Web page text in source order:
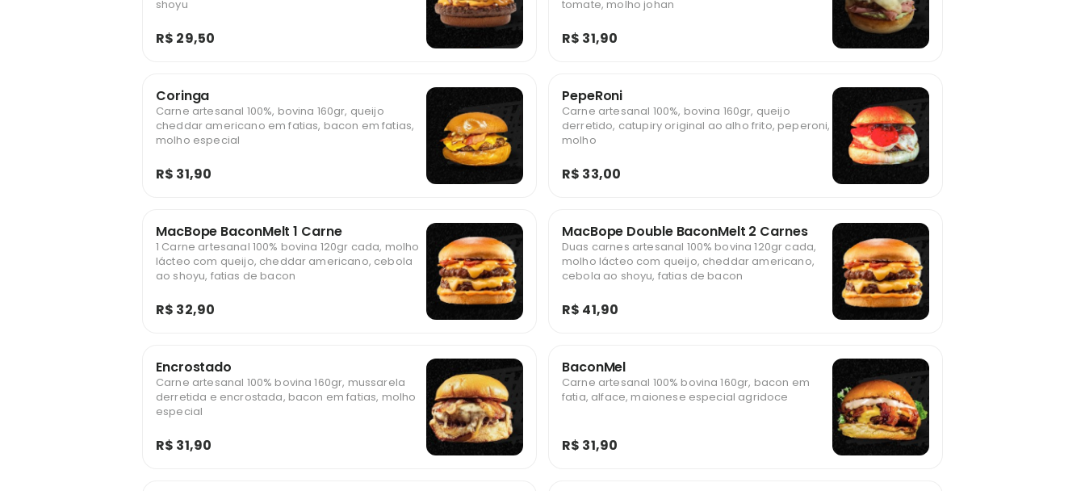
shoyu
R$ 29,50
tomate, molho johan
R$ 31,90
Coringa
Carne artesanal 100%, bovina 160gr, queijo
cheddar americano em fatias, bacon em fatias,
molho especial
R$ 31,90
PepeRoni
Carne artesanal 100%, bovina 160gr, queijo
derretido, catupiry original ao alho frito, peperoni,
molho
R$ 33,00
MacBope BaconMelt 1 Carne
1 Carne artesanal 100% bovina 120gr cada, molho
lácteo com queijo, cheddar americano, cebola
ao shoyu, fatias de bacon
R$ 32,90
MacBope Double BaconMelt 2 Carnes
Duas carnes artesanal 100% bovina 120gr cada,
molho lácteo com queijo, cheddar americano,
cebola ao shoyu, fatias de bacon
R$ 41,90
Encrostado
Carne artesanal 100% bovina 160gr, mussarela
derretida e encrostada, bacon em fatias, molho
especial
R$ 31,90
BaconMel
Carne artesanal 100% bovina 160gr, bacon em
fatia, alface, maionese especial agridoce
R$ 31,90